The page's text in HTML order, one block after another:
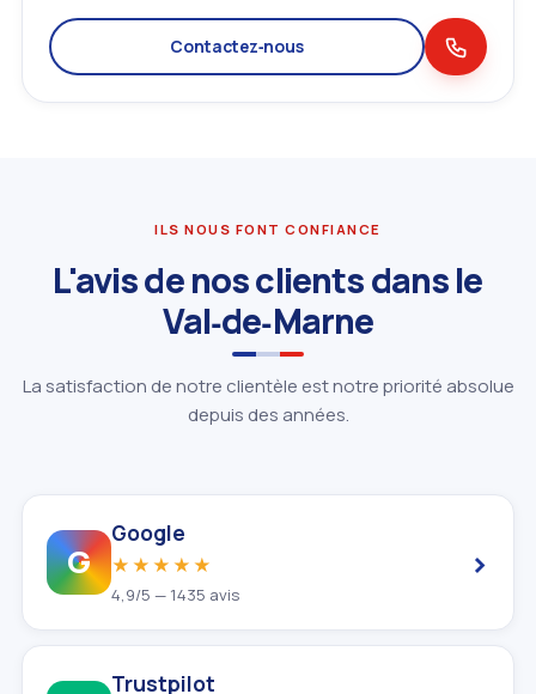
Contactez‑nous
ILS NOUS FONT CONFIANCE
L'avis de nos clients dans le
Val‑de‑Marne
La satisfaction de notre clientèle est notre priorité absolue
depuis des années.
G
Google
★★★★★
4,9/5 — 1435 avis
›
Trustpilot